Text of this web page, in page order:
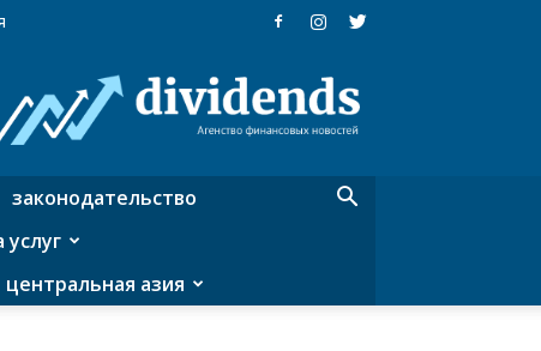
агентство
финансовых
законодательство
услуг
центральная азия